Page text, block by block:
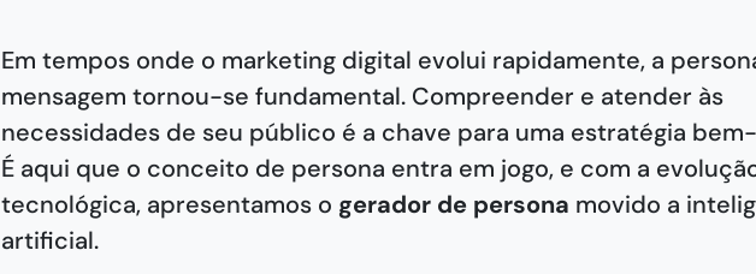
Em tempos onde o marketing digital evolui rapidamente, a
mensagem tornou-se fundamental. Compreender e atender às
necessidades de seu público é a chave para uma estratégia
É aqui que o conceito de persona entra em jogo, e com a
tecnológica, apresentamos o gerador de persona movido a
artificial.